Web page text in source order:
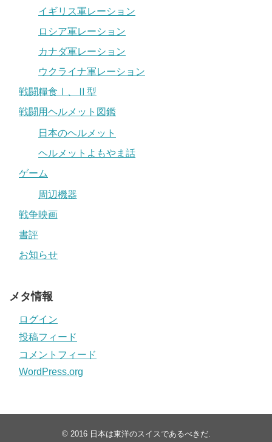
イギリス軍レーション
ロシア軍レーション
カナダ軍レーション
ウクライナ軍レーション
戦闘糧食Ⅰ、Ⅱ型
戦闘用ヘルメット図鑑
日本のヘルメット
ヘルメットよもやま話
ゲーム
周辺機器
戦争映画
書評
お知らせ
メタ情報
ログイン
投稿フィード
コメントフィード
WordPress.org
© 2016 日本は東洋のスイスであるべきだ.